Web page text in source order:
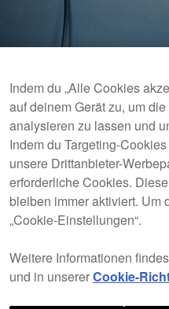
Indem du „Alle Cookies
auf deinem Gerät zu, um
analysieren zu lassen und
Indem du Targeting-
unsere Drittanbieter-
erforderliche Cookies.
bleiben immer aktiviert.
„Cookie-Einstellungen“.
Weitere Informationen
und in unsererCookie-